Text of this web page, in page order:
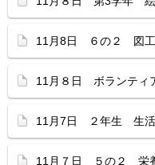
11月8日 ６の２ 図工
11月８日 ボランティ
11月7日 ２年生 生活
11月７日 ５の２ 栄